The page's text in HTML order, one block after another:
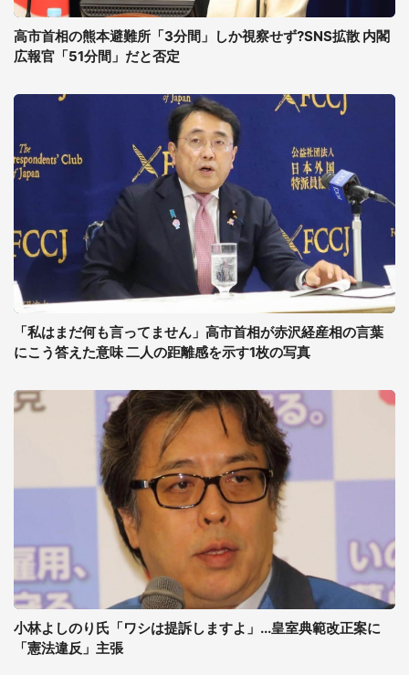
高市首相の熊本避難所「3分間」しか視察せず?SNS拡散 内閣
広報官「51分間」だと否定
「私はまだ何も言ってません」高市首相が赤沢経産相の言葉
にこう答えた意味 二人の距離感を示す1枚の写真
小林よしのり氏「ワシは提訴しますよ」...皇室典範改正案に
「憲法違反」主張